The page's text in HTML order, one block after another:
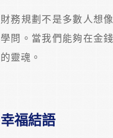
財務規劃不是多數人想
學問。當我們能夠在金
的靈魂。
幸福結語